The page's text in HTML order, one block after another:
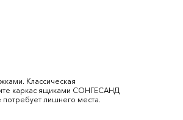
Классическая
каркас ящиками СОНГЕСАНД
потребует лишнего места.